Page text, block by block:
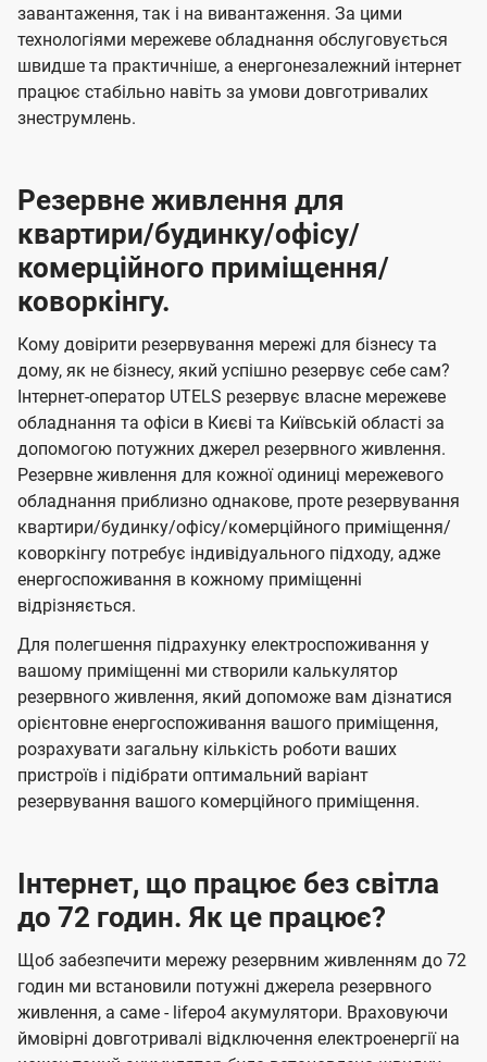
завантаження, так і на вивантаження. За цими
технологіями мережеве обладнання обслуговується
швидше та практичніше, а енергонезалежний інтернет
працює стабільно навіть за умови довготривалих
знеструмлень.
Резервне живлення для
квартири/будинку/офісу/
комерційного приміщення/
коворкінгу.
Кому довірити резервування мережі для бізнесу та
дому, як не бізнесу, який успішно резервує себе сам?
Інтернет-оператор UTELS резервує власне мережеве
обладнання та офіси в Києві та Київській області за
допомогою потужних джерел резервного живлення.
Резервне живлення для кожної одиниці мережевого
обладнання приблизно однакове, проте резервування
квартири/будинку/офісу/комерційного приміщення/
коворкінгу потребує індивідуального підходу, адже
енергоспоживання в кожному приміщенні
відрізняється.
Для полегшення підрахунку електроспоживання у
вашому приміщенні ми створили калькулятор
резервного живлення, який допоможе вам дізнатися
орієнтовне енергоспоживання вашого приміщення,
розрахувати загальну кількість роботи ваших
пристроїв і підібрати оптимальний варіант
резервування вашого комерційного приміщення.
Інтернет, що працює без світла
до 72 годин. Як це працює?
Щоб забезпечити мережу резервним живленням до 72
годин ми встановили потужні джерела резервного
живлення, а саме - lifepo4 акумулятори. Враховуючи
ймовірні довготривалі відключення електроенергії на